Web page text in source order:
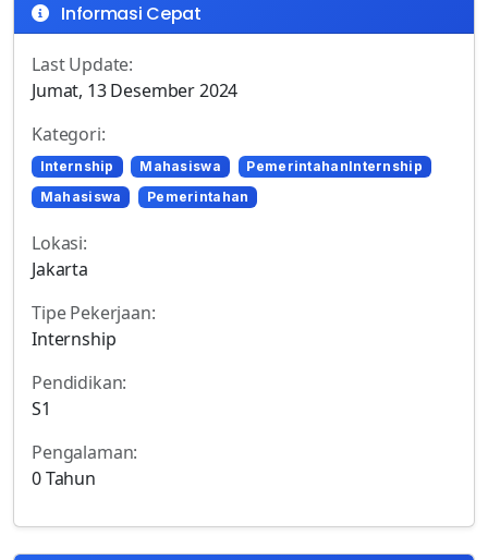
Informasi Cepat
Last Update:
Jumat, 13 Desember 2024
Kategori:
Internship Mahasiswa
PemerintahanInternship
Mahasiswa
Pemerintahan
Lokasi:
Jakarta
Tipe Pekerjaan:
Internship
Pendidikan:
S1
Pengalaman:
0 Tahun